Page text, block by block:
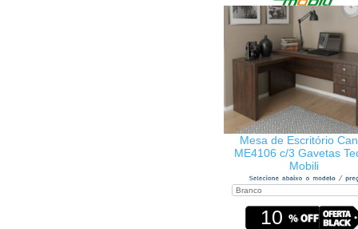
Mesa de Escritório
ME4106 c/3 Gavetas
Mobili
10